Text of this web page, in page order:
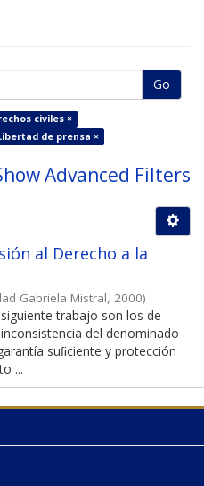
Go
civiles ×
de prensa ×
Advanced Filters
al Derecho a la
Gabriela Mistral, 2000)
trabajo son los de
del denominado
suﬁciente y protección
...